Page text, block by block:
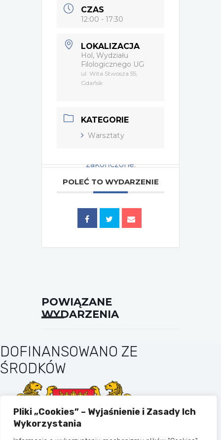
Pliki „Cookies” – Wyjaśnienie i Zasady Ich
Wykorzystania
CZAS
12:00 - 17:30
LOKALIZACJA
Hol, Wydziału
Filologicznego UG
ul. Wita Stwosza 55,
Gdańsk
KATEGORIE
Warsztaty
zakończone.
POLEĆ TO WYDARZENIE
POWIĄZANE
WYDARZENIA
DOFINANSOWANO ZE
ŚRODKÓW